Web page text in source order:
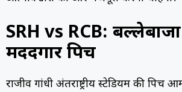
SRH vs RCB:
मददगार पिच
राजीव गांधी अंतर्राष्ट्रीय स्टेडियम की पिच